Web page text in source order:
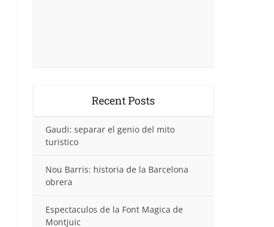
Recent Posts
Gaudi: separar el genio del mito
turistico
Nou Barris: historia de la Barcelona
obrera
Espectaculos de la Font Magica de
Montjuic